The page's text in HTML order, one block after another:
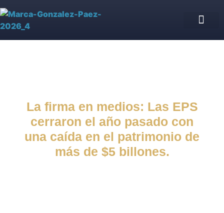
La firma en medios: Las EPS
cerraron el año pasado con
una caída en el patrimonio de
más de $5 billones.